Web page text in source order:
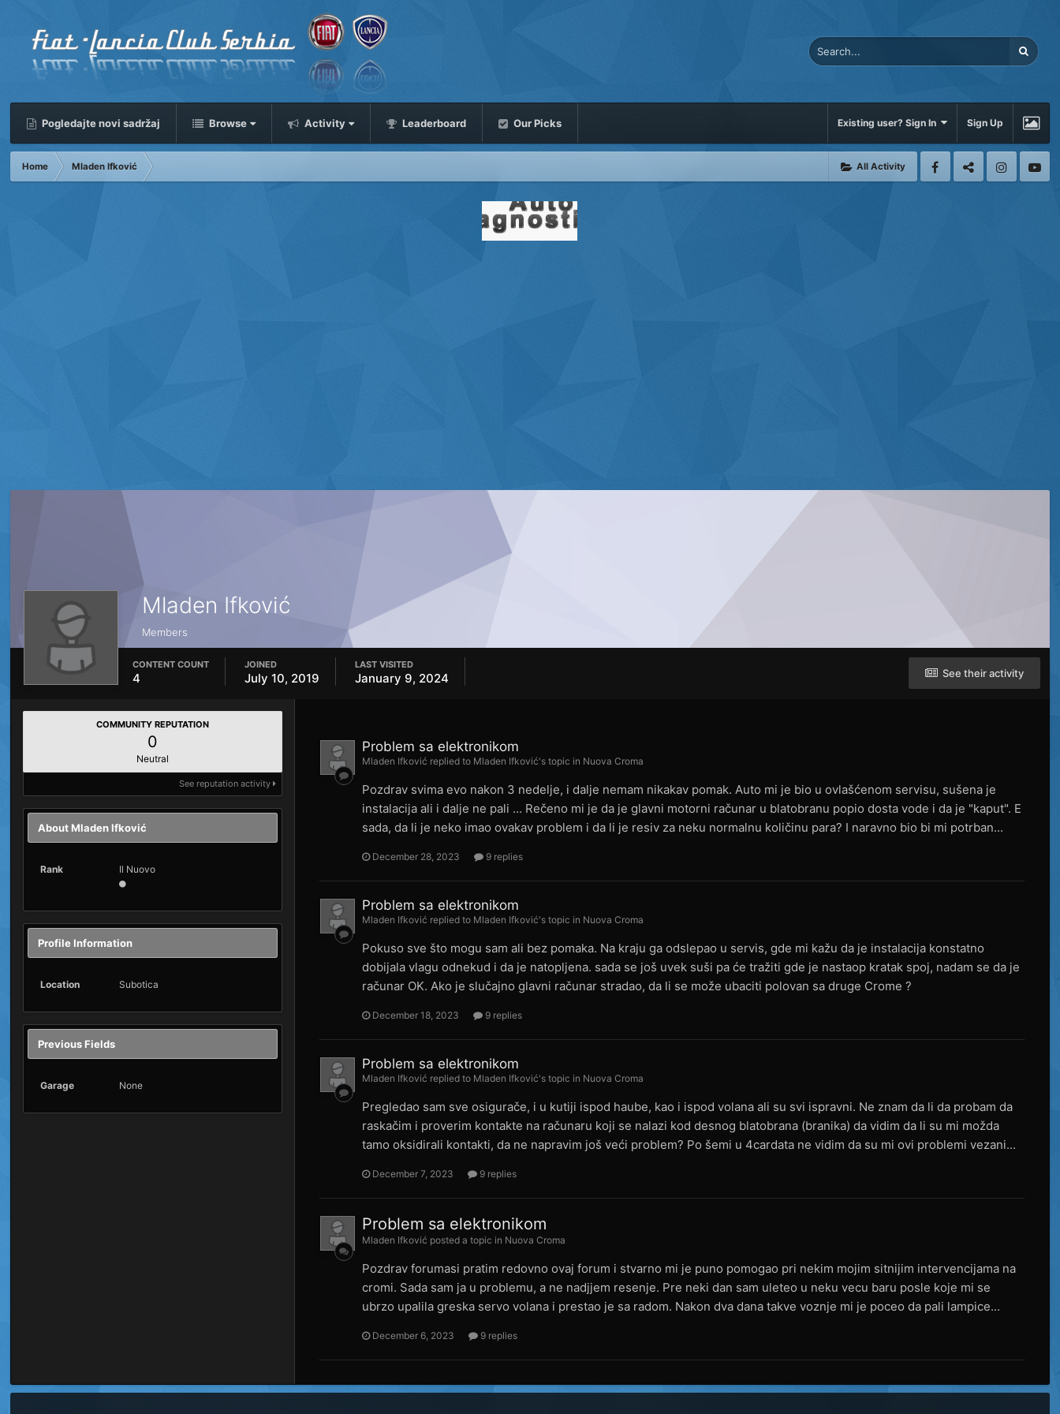
Pogledajte novi sadržaj Browse Activity Leaderboard Our Picks Existing user? Sign In Sign Up
All Activity
Home Mladen Ifković
Mladen Ifković
Members
See their activity
CONTENT COUNT
4
JOINED
July 10, 2019
LAST VISITED
January 9, 2024
COMMUNITY REPUTATION
0
Neutral
See reputation activity
About Mladen Ifković
Rank Il Nuovo
Profile Information
Location Subotica
Previous Fields
Garage None
Problem sa elektronikom
Mladen Ifković replied to Mladen Ifković's topic in Nuova Croma
Pozdrav svima evo nakon 3 nedelje, i dalje nemam nikakav pomak. Auto mi je bio u ovlašćenom servisu, sušena je
instalacija ali i dalje ne pali ... Rečeno mi je da je glavni motorni računar u blatobranu popio dosta vode i da je "kaput". E
sada, da li je neko imao ovakav problem i da li je resiv za neku normalnu količinu para? I naravno bio bi mi potrban...
December 28, 2023 9 replies
Problem sa elektronikom
Mladen Ifković replied to Mladen Ifković's topic in Nuova Croma
Pokuso sve što mogu sam ali bez pomaka. Na kraju ga odslepao u servis, gde mi kažu da je instalacija konstatno
dobijala vlagu odnekud i da je natopljena. sada se još uvek suši pa će tražiti gde je nastaop kratak spoj, nadam se da je
računar OK. Ako je slučajno glavni računar stradao, da li se može ubaciti polovan sa druge Crome ?
December 18, 2023 9 replies
Problem sa elektronikom
Mladen Ifković replied to Mladen Ifković's topic in Nuova Croma
Pregledao sam sve osigurače, i u kutiji ispod haube, kao i ispod volana ali su svi ispravni. Ne znam da li da probam da
raskačim i proverim kontakte na računaru koji se nalazi kod desnog blatobrana (branika) da vidim da li su mi možda
tamo oksidirali kontakti, da ne napravim još veći problem? Po šemi u 4cardata ne vidim da su mi ovi problemi vezani...
December 7, 2023 9 replies
Problem sa elektronikom
Mladen Ifković posted a topic in Nuova Croma
Pozdrav forumasi pratim redovno ovaj forum i stvarno mi je puno pomogao pri nekim mojim sitnijim intervencijama na
cromi. Sada sam ja u problemu, a ne nadjjem resenje. Pre neki dan sam uleteo u neku vecu baru posle koje mi se
ubrzo upalila greska servo volana i prestao je sa radom. Nakon dva dana takve voznje mi je poceo da pali lampice...
December 6, 2023 9 replies